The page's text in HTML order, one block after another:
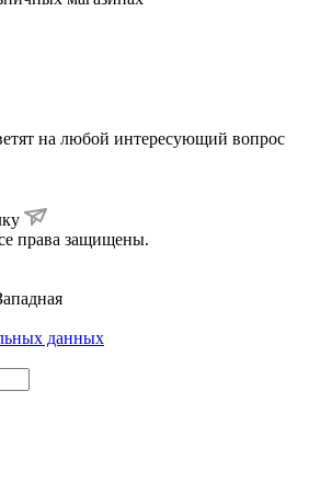
на любой интересующий вопрос
права защищены.
данных